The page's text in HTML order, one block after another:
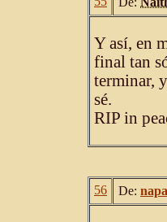
Y así, en
final tan
terminar,
sé.
RIP in
56 De: